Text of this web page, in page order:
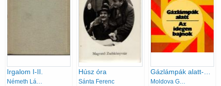
Irgalom I-II.
Németh László
Húsz óra
Sánta Ferenc
Gázlámpák alatt-Az idegen bajnok
Moldova György